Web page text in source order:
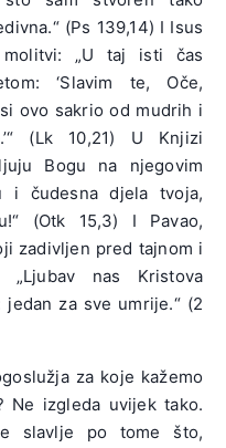
(Ps 139,14) I Isus
„U taj isti čas
‘Slavim te, Oče,
ovo sakrio od mudrih i
(Lk 10,21) U Knjizi
Bogu na njegovim
i čudesna djela tvoja,
(Otk 15,3) I Pavao,
zadivljen pred tajnom i
„Ljubav nas Kristova
za sve umrije.“ (2
za koje kažemo
Ne izgleda uvijek tako.
slavlje po tome što,